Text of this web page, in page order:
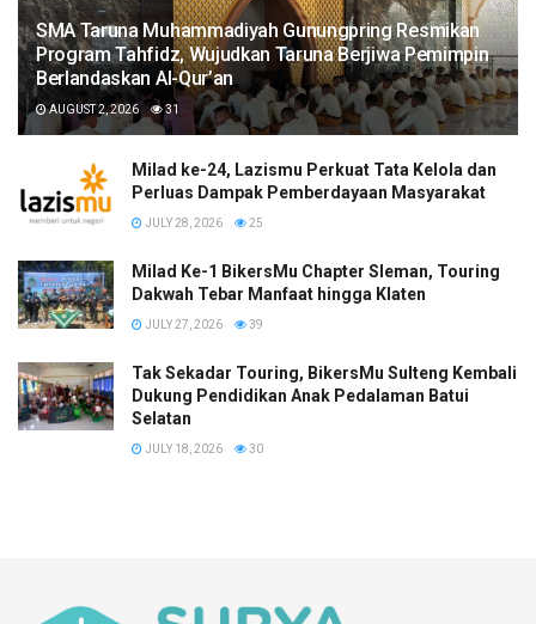
SMA Taruna Muhammadiyah Gunungpring Resmikan
Program Tahfidz, Wujudkan Taruna Berjiwa Pemimpin
Berlandaskan Al-Qur’an
AUGUST 2, 2026 31
Milad ke-24, Lazismu Perkuat Tata Kelola dan
Perluas Dampak Pemberdayaan Masyarakat
JULY 28, 2026 25
Milad Ke-1 BikersMu Chapter Sleman, Touring
Dakwah Tebar Manfaat hingga Klaten
JULY 27, 2026 39
Tak Sekadar Touring, BikersMu Sulteng Kembali
Dukung Pendidikan Anak Pedalaman Batui
Selatan
JULY 18, 2026 30